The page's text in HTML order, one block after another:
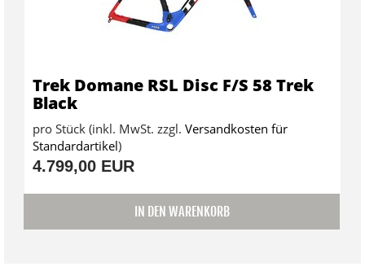
Trek Domane RSL Disc F/S 58 Trek
Black
pro Stück (inkl. MwSt. zzgl. Versandkosten für
Standardartikel)
4.799,00 EUR
IN DEN WARENKORB